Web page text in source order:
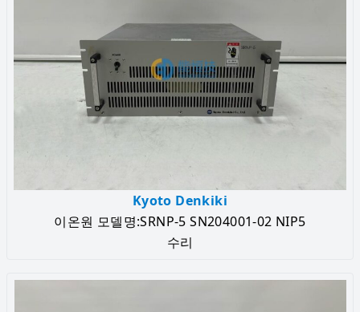
Kyoto Denkiki
이온원 모델명:SRNP-5 SN204001-02 NIP5
수리